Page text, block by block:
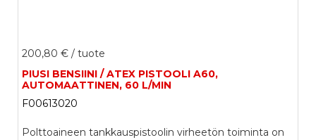
200,80 € / tuote
PIUSI BENSIINI / ATEX PISTOOLI A60,
AUTOMAATTINEN, 60 L/MIN
F00613020
Polttoaineen tankkauspistoolin virheetön toiminta on